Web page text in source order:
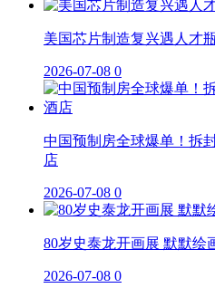
美国芯片制造复兴遇人才
2026-07-08 0
中国预制房全球爆单！拆
店
2026-07-08 0
80岁史泰龙开画展 默默绘
2026-07-08 0